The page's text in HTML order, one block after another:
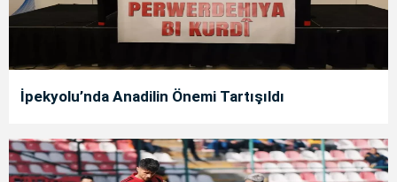
İpekyolu’nda Anadilin Önemi Tartışıldı